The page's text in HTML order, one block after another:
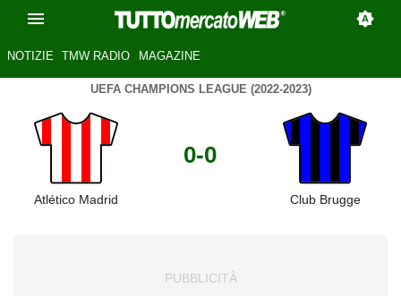
NOTIZIE TMW RADIO MAGAZINE
UEFA CHAMPIONS LEAGUE (2022-2023)
Atlético Madrid
0-0
Club Brugge